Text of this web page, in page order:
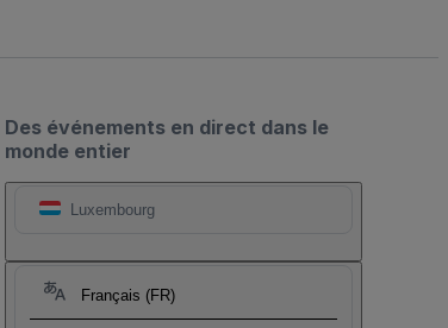
Des événements en direct dans le
monde entier
Luxembourg
Français (FR)